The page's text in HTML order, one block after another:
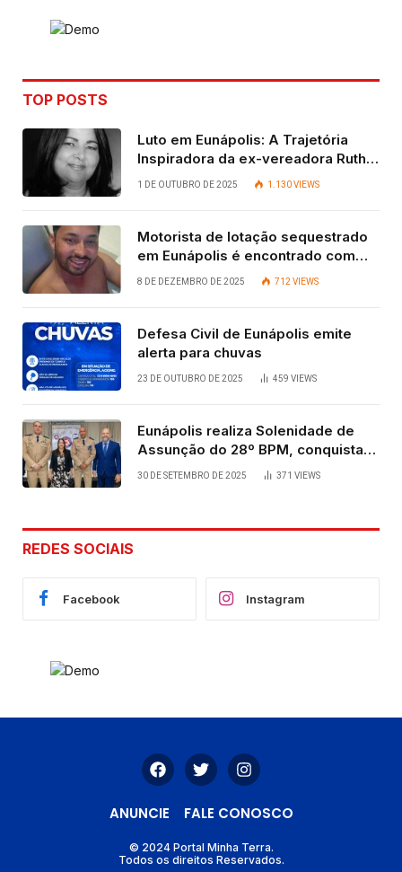
TOP POSTS
Luto em Eunápolis: A Trajetória
Inspiradora da ex-vereadora Ruth
Contadora
1 DE OUTUBRO DE 2025 1.130VIEWS
Motorista de lotação sequestrado
em Eunápolis é encontrado com
vida após quatro dias.
8 DE DEZEMBRO DE 2025 712 VIEWS
Defesa Civil de Eunápolis emite
alerta para chuvas
23 DE OUTUBRO DE 2025 459 VIEWS
Eunápolis realiza Solenidade de
Assunção do 28º BPM, conquista
viabilizada por articulação política
30 DE SETEMBRO DE 2025 371 VIEWS
REDES SOCIAIS
Facebook Instagram
ANUNCIE FALE CONOSCO
© 2024 Portal Minha Terra.
Todos os direitos Reservados.